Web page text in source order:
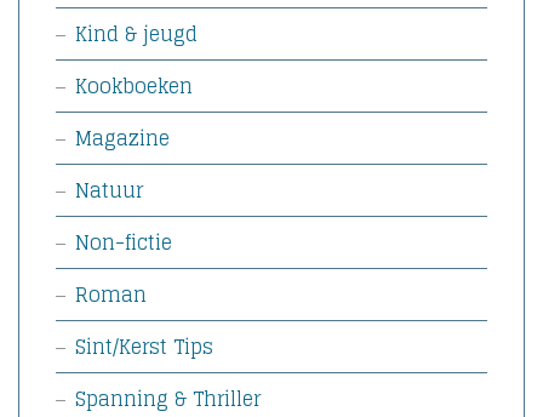
Kind & jeugd
Kookboeken
Magazine
Natuur
Non-fictie
Roman
Sint/Kerst Tips
Spanning & Thriller